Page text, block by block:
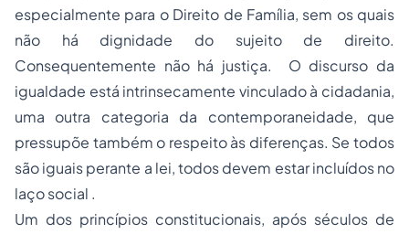
especialmente para o Direito de Família, sem os quais
não há dignidade do sujeito de direito.
Consequentemente não há justiça. O discurso da
igualdade está intrinsecamente vinculado à cidadania,
uma outra categoria da contemporaneidade, que
pressupõe também o respeito às diferenças. Se todos
são iguais perante a lei, todos devem estar incluídos no
laço social .
Um dos princípios constitucionais, após séculos de